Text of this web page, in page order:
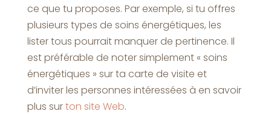
ce que tu proposes. Par exemple, si tu offres
plusieurs types de soins énergétiques, les
lister tous pourrait manquer de pertinence. Il
est préférable de noter simplement « soins
énergétiques » sur ta carte de visite et
d’inviter les personnes intéressées à en savoir
plus surton site Web.